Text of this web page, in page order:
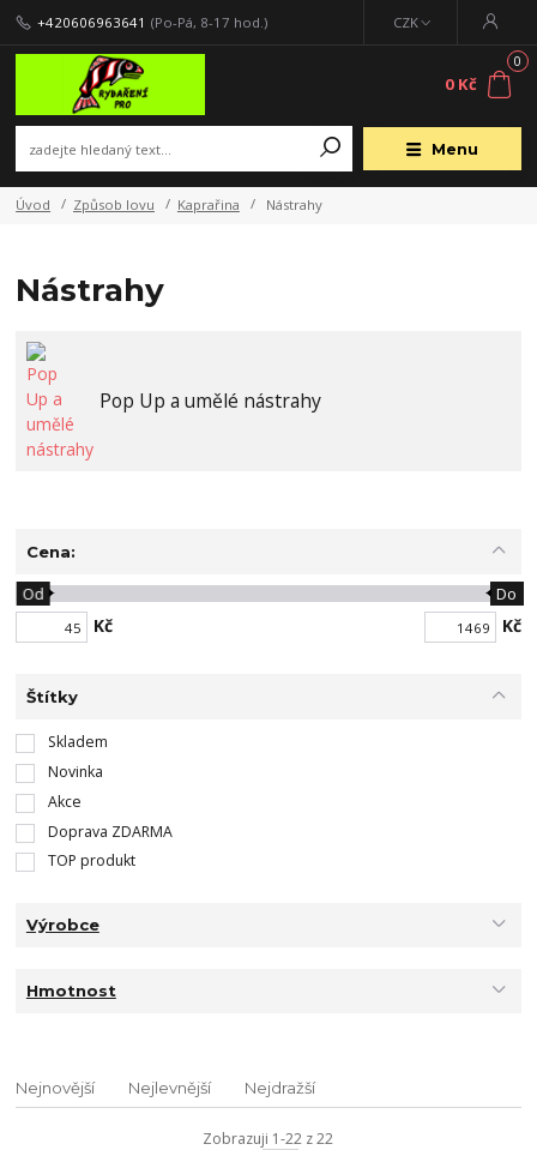
Menu
CZK
+420606963641 (Po-Pá, 8-17 hod.)
0
0 Kč
Úvod Způsob lovu Kaprařina Nástrahy
Nástrahy
Pop Up a umělé nástrahy
Cena:
Kč
Od Do
Kč
Štítky
Skladem
Novinka
Akce
Doprava ZDARMA
TOP produkt
Výrobce
Hmotnost
Nejnovější Nejlevnější Nejdražší
Zobrazuji 1-22 z 22